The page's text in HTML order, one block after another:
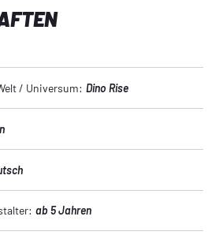
/ Universum: Dino Rise
ab 5 Jahren